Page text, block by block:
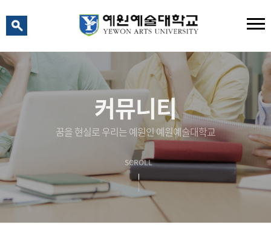
커뮤니티
꿈을 현실로 우리는 예원인 예원예술대학교
SCROLL
예원예술대학교 AI 상담